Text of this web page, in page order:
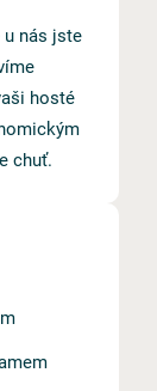
nás jste
hosté
chuť.​​​​​​​